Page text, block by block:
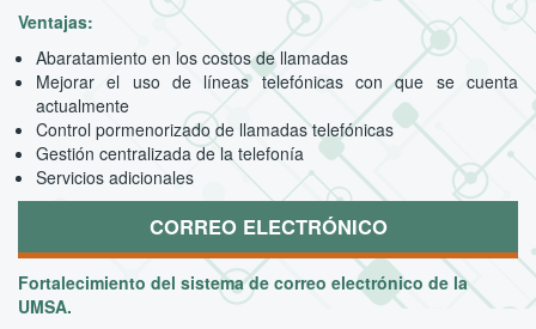
Ventajas:
Abaratamiento en los costos de llamadas
Mejorar el uso de líneas telefónicas con que se cuenta
actualmente
Control pormenorizado de llamadas telefónicas
Gestión centralizada de la telefonía
Servicios adicionales
CORREO ELECTRÓNICO
Fortalecimiento del sistema de correo electrónico de la
UMSA.